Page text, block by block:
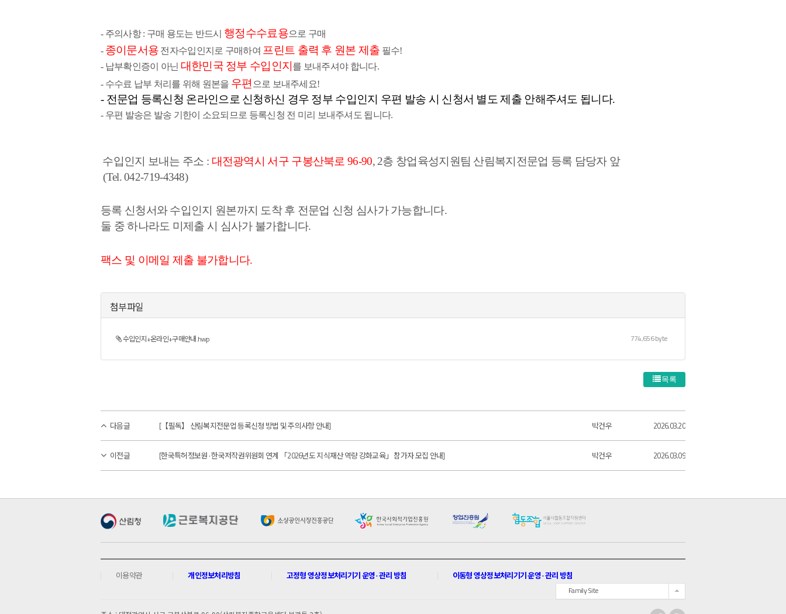
- 주의사항 : 구매 용도는 반드시 행정수수료용으로 구매
- 종이문서용 전자수입인지로 구매하여 프린트 출력 후 원본 제출 필수!
- 납부확인증이 아닌 대한민국 정부 수입인지 를 보내주셔야 합니다.
- 수수료 납부 처리를 위해 원본을 우편 으로 보내주세요!
- 전문업 등록신청 온라인으로 신청하신 경우 정부 수입인지 우편 발송 시 신청서 별도 제출 안해주셔도 됩니다.
- 우편 발송은 발송 기한이 소요되므로 등록신청 전 미리 보내주셔도 됩니다.
수입인지 보내는 주소 : 대전광역시 서구 구봉산북로 96-90, 2층 창업육성지원팀 산림복지전문업 등록 담당자 앞
(Tel. 042-719-4348)
등록 신청서와 수입인지 원본까지 도착 후 전문업 신청 심사가 가능합니다.
둘 중 하나라도 미제출 시 심사가 불가합니다.
팩스 및 이메일 제출 불가합니다.
첨부파일
수입인지+온라인+구매안내.hwp 774,656 byte
목록
다음글 [【필독】 산림복지전문업 등록신청 방법 및 주의사항 안내] 2026.03.20
박건우
이전글 [한국특허정보원 · 한국저작권위원회 연계 「2026년도 지식재산 역량 강화교육」 참가자 모집 안내] 2026.03.09
박건우
이용약관 개인정보처리방침 고정형 영상정보처리기기 운영 · 관리 방침 이동형 영상정보처리기기 운영 · 관리 방침
Family Site